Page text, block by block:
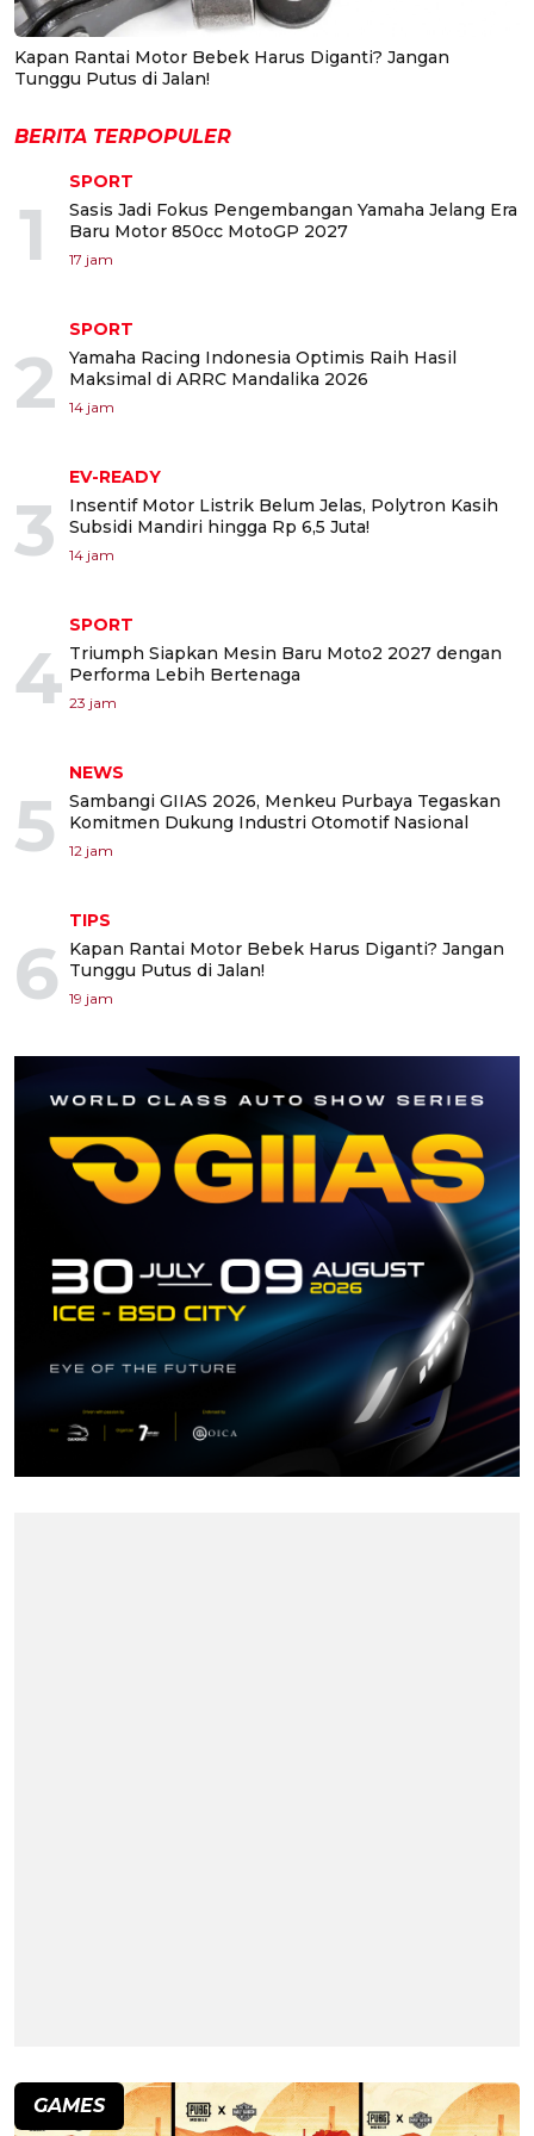
Kapan Rantai Motor Bebek Harus Diganti? Jangan
Tunggu Putus di Jalan!
BERITA TERPOPULER
1
SPORT
Sasis Jadi Fokus Pengembangan Yamaha Jelang Era
Baru Motor 850cc MotoGP 2027
17 jam
2
SPORT
Yamaha Racing Indonesia Optimis Raih Hasil
Maksimal di ARRC Mandalika 2026
14 jam
3
EV-READY
Insentif Motor Listrik Belum Jelas, Polytron Kasih
Subsidi Mandiri hingga Rp 6,5 Juta!
14 jam
4
SPORT
Triumph Siapkan Mesin Baru Moto2 2027 dengan
Performa Lebih Bertenaga
23 jam
5
NEWS
Sambangi GIIAS 2026, Menkeu Purbaya Tegaskan
Komitmen Dukung Industri Otomotif Nasional
12 jam
6
TIPS
Kapan Rantai Motor Bebek Harus Diganti? Jangan
Tunggu Putus di Jalan!
19 jam
GAMES